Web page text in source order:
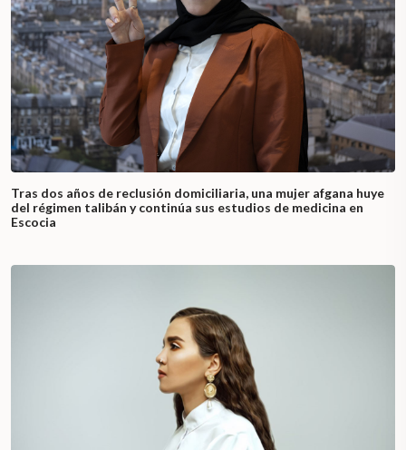
Tras dos años de reclusión domiciliaria, una mujer afgana huye
del régimen talibán y continúa sus estudios de medicina en
Escocia